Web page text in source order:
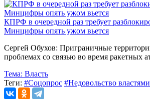
КПРФ в очередной раз требует
Минцифры опять ужом вьется
Сергей Обухов: Приграничные
проблемах со связью во время ракетных
Тема: Власть
Теги: #Соцопрос #Недовольство властями